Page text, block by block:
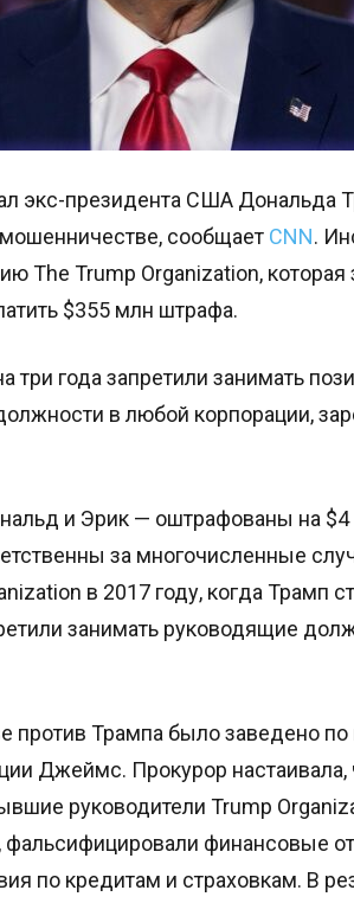
экс-президента США Дональда
сообщает CNN.
The Trump Organization, которая
$355 млн штрафа.
три года запретили занимать
в любой корпорации,
и Эрик — оштрафованы на
за многочисленные
в 2017 году, когда Трамп
занимать руководящие
против Трампа было заведено по
Джеймс. Прокурор настаивала,
руководители Trump
финансовые
по кредитам и страховкам. В